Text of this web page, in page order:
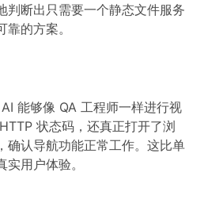
判断出只需要一个静态文件服务
的方案。
能够像 QA 工程师一样进行视
状态码，还真正打开了浏
确认导航功能正常工作。这比单
用户体验。